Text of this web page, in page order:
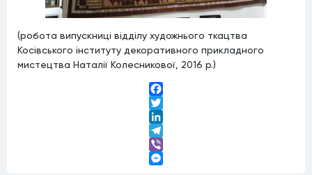
(робота випускниці відділу художнього ткацтва
Косівського інституту декоративного прикладного
мистецтва Наталії Колесникової, 2016 р.)
Facebook
Twitter
LinkedIn
Telegram
Viber